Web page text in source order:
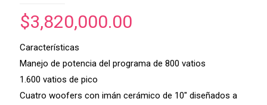
$3,820,000.00
Características
Manejo de potencia del programa de 800 vatios
1.600 vatios de pico
Cuatro woofers con imán cerámico de 10″ diseñados a